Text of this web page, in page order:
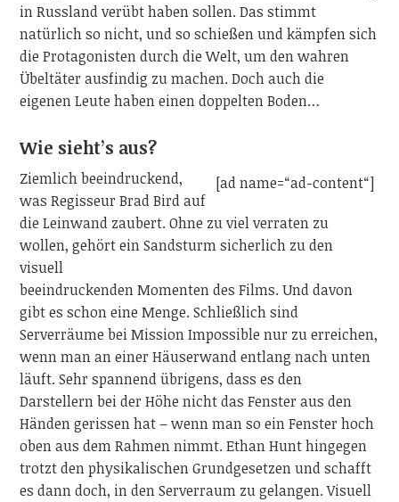
in Russland verübt haben sollen. Das stimmt
natürlich so nicht, und so schießen und kämpfen sich
die Protagonisten durch die Welt, um den wahren
Übeltäter ausfindig zu machen. Doch auch die
eigenen Leute haben einen doppelten Boden…
Wie sieht’s aus?
[ad name=“ad-content“]
Ziemlich beeindruckend,
was Regisseur Brad Bird auf
die Leinwand zaubert. Ohne zu viel verraten zu
wollen, gehört ein Sandsturm sicherlich zu den
visuell
beeindruckenden Momenten des Films. Und davon
gibt es schon eine Menge. Schließlich sind
Serverräume bei Mission Impossible nur zu erreichen,
wenn man an einer Häuserwand entlang nach unten
läuft. Sehr spannend übrigens, dass es den
Darstellern bei der Höhe nicht das Fenster aus den
Händen gerissen hat – wenn man so ein Fenster hoch
oben aus dem Rahmen nimmt. Ethan Hunt hingegen
trotzt den physikalischen Grundgesetzen und schafft
es dann doch, in den Serverraum zu gelangen. Visuell